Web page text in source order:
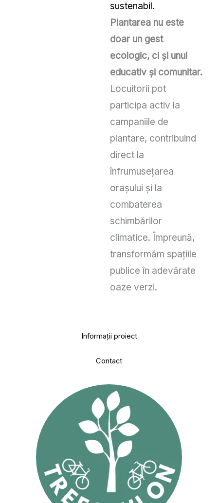
sustenabil.
Plantarea nu este
doar un gest
ecologic, ci și unul
educativ și comunitar.
Locuitorii pot
participa activ la
campaniile de
plantare, contribuind
direct la
înfrumusețarea
orașului și la
combaterea
schimbărilor
climatice. Împreună,
transformăm spațiile
publice în adevărate
oaze verzi.
Informații proiect
Contact